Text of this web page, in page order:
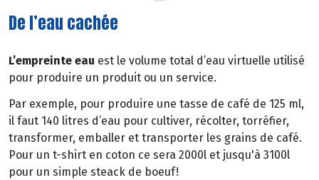
De l’eau cachée
L’empreinte eau est le volume total d’eau virtuelle utilisé
pour produire un produit ou un service.
Par exemple, pour produire une tasse de café de 125 ml,
il faut 140 litres d’eau pour cultiver, récolter, torréfier,
transformer, emballer et transporter les grains de café.
Pour un t-shirt en coton ce sera 2000l et jusqu'à 3100l
pour un simple steack de boeuf!